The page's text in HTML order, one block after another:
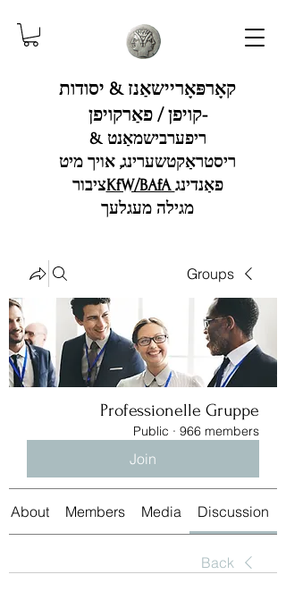
קאָרפּאָריישאַנז & יסודות
-קויפן / פאַרקויפן
ריפערבישמאַנט &
ריסטראַקטשערינג, אויך מיט
ציבורKfW/BAfAפאַנדינג
מגילה מעגלעך
Groups
Professionelle Gruppe
Public · 966 members
Join
Discussion
Media
Members
About
Back